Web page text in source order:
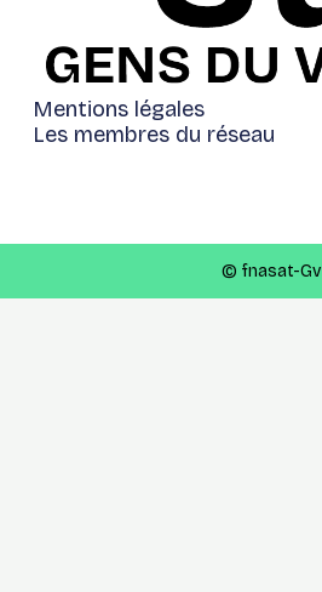
Mentions légales
Les membres du réseau
© fnasat-Gv